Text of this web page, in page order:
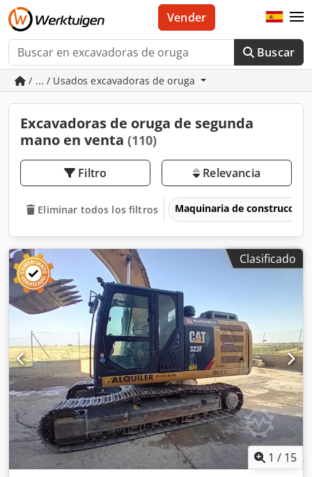
Buscar
Vender
/ ... / Usados excavadoras de oruga
Excavadoras de oruga de segunda
mano en venta (110)
Filtro Relevancia
Eliminar todos los filtros Maquinaria de construcción
Clasificado
1 / 15